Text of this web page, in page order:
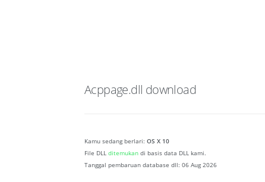
Acppage.dll download
Kamu sedang berlari: OS X 10
File DLL ditemukan di basis data DLL kami.
Tanggal pembaruan database dll: 06 Aug 2026